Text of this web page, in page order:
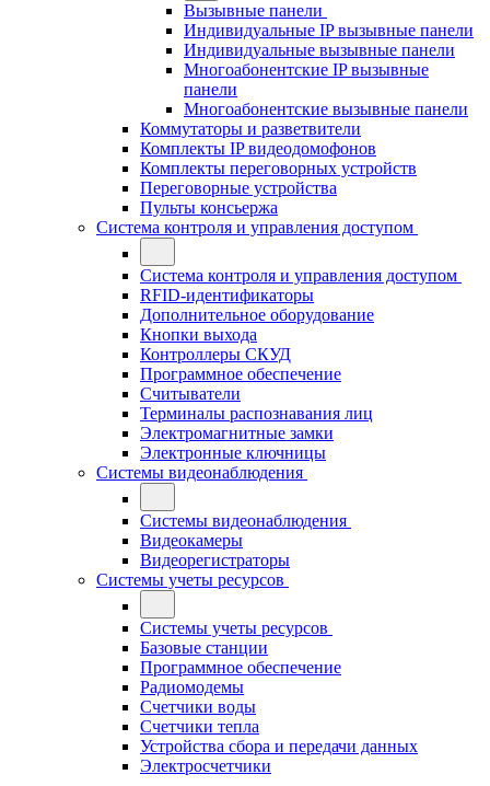
Вызывные панели
Индивидуальные IP вызывные панели
Индивидуальные вызывные панели
Многоабонентские IP вызывные
панели
Многоабонентские вызывные панели
Коммутаторы и разветвители
Комплекты IP видеодомофонов
Комплекты переговорных устройств
Переговорные устройства
Пульты консьержа
Система контроля и управления доступом
Система контроля и управления доступом
RFID-идентификаторы
Дополнительное оборудование
Кнопки выхода
Контроллеры СКУД
Программное обеспечение
Считыватели
Терминалы распознавания лиц
Электромагнитные замки
Электронные ключницы
Системы видеонаблюдения
Системы видеонаблюдения
Видеокамеры
Видеорегистраторы
Системы учеты ресурсов
Системы учеты ресурсов
Базовые станции
Программное обеспечение
Радиомодемы
Счетчики воды
Счетчики тепла
Устройства сбора и передачи данных
Электросчетчики